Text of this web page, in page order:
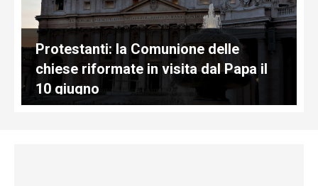
Protestanti: la Comunione delle
chiese riformate in visita dal Papa il
10 giugno